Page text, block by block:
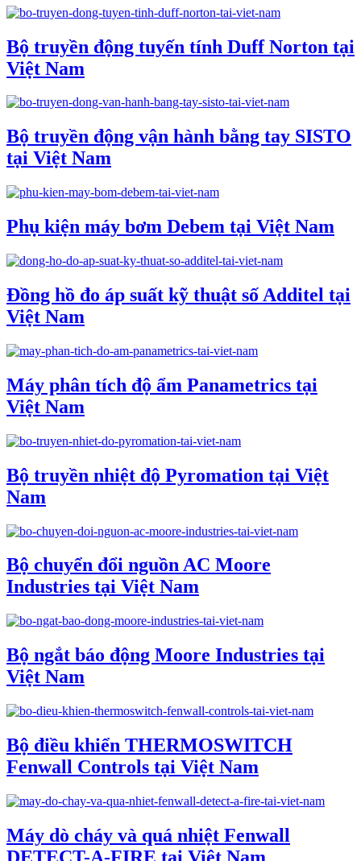
Bộ truyền động tuyến tính Duff Norton tại
Việt Nam
Bộ truyền động vận hành bằng tay SISTO
tại Việt Nam
Phụ kiện máy bơm Debem tại Việt Nam
Đồng hồ đo áp suất kỹ thuật số Additel tại
Việt Nam
Máy phân tích độ ẩm Panametrics tại
Việt Nam
Bộ truyền nhiệt độ Pyromation tại Việt
Nam
Bộ chuyển đổi nguồn AC Moore
Industries tại Việt Nam
Bộ ngắt báo động Moore Industries tại
Việt Nam
Bộ điều khiển THERMOSWITCH
Fenwall Controls tại Việt Nam
Máy dò cháy và quá nhiệt Fenwall